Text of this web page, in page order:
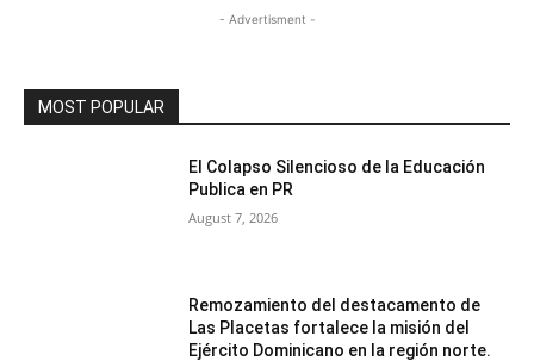
- Advertisment -
MOST POPULAR
El Colapso Silencioso de la Educación
Publica en PR
August 7, 2026
Remozamiento del destacamento de
Las Placetas fortalece la misión del
Ejército Dominicano en la región norte.